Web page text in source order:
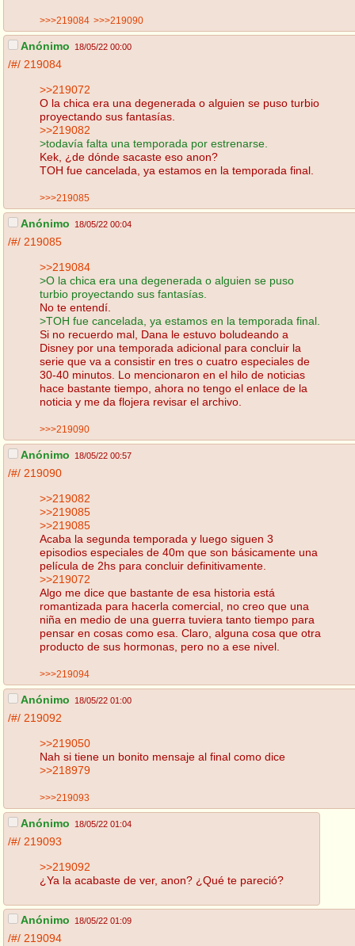
>>>219084 >>>219090
Anónimo 18/05/22 00:00
/#/ 219084
>>219072
O la chica era una degenerada o alguien se puso turbio
proyectando sus fantasías.
>>219082
>todavía falta una temporada por estrenarse.
Kek, ¿de dónde sacaste eso anon?
TOH fue cancelada, ya estamos en la temporada final.
>>>219085
Anónimo 18/05/22 00:04
/#/ 219085
>>219084
>O la chica era una degenerada o alguien se puso
turbio proyectando sus fantasías.
No te entendí.
>TOH fue cancelada, ya estamos en la temporada final.
Si no recuerdo mal, Dana le estuvo boludeando a
Disney por una temporada adicional para concluir la
serie que va a consistir en tres o cuatro especiales de
30-40 minutos. Lo mencionaron en el hilo de noticias
hace bastante tiempo, ahora no tengo el enlace de la
noticia y me da flojera revisar el archivo.
>>>219090
Anónimo 18/05/22 00:57
/#/ 219090
>>219082
>>219085
>>219085
Acaba la segunda temporada y luego siguen 3
episodios especiales de 40m que son básicamente una
película de 2hs para concluir definitivamente.
>>219072
Algo me dice que bastante de esa historia está
romantizada para hacerla comercial, no creo que una
niña en medio de una guerra tuviera tanto tiempo para
pensar en cosas como esa. Claro, alguna cosa que otra
producto de sus hormonas, pero no a ese nivel.
>>>219094
Anónimo 18/05/22 01:00
/#/ 219092
>>219050
Nah si tiene un bonito mensaje al final como dice
>>218979
>>>219093
Anónimo 18/05/22 01:04
/#/ 219093
>>219092
¿Ya la acabaste de ver, anon? ¿Qué te pareció?
Anónimo 18/05/22 01:09
/#/ 219094